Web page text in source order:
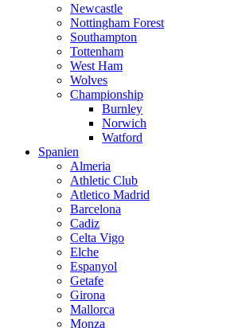
Newcastle
Nottingham Forest
Southampton
Tottenham
West Ham
Wolves
Championship
Burnley
Norwich
Watford
Spanien
Almeria
Athletic Club
Atletico Madrid
Barcelona
Cadiz
Celta Vigo
Elche
Espanyol
Getafe
Girona
Mallorca
Monza